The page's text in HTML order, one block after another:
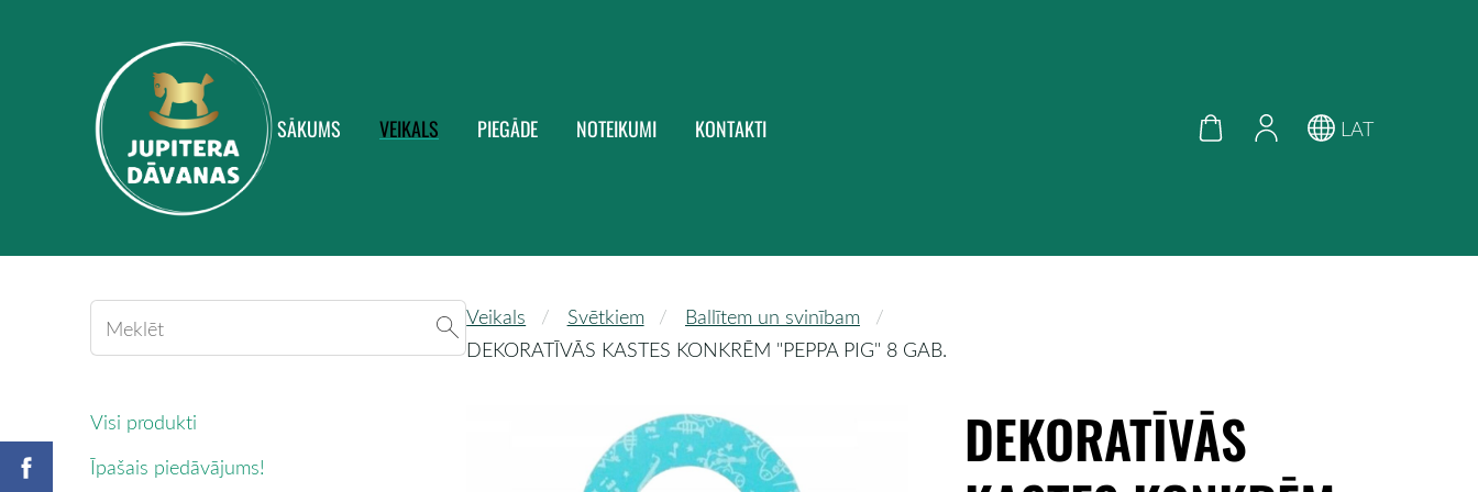
SĀKUMS VEIKALS PIEGĀDE NOTEIKUMI KONTAKTI LAT
Visi produkti
Īpašais piedāvājums!
Veikals Svētkiem
Ballītem un svinībam
DEKORATĪVĀS KASTES KONKRĒM "PEPPA PIG" 8 GAB.
DEKORATĪVĀS